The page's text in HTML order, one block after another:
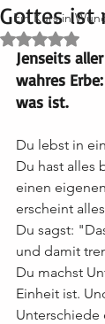
Ein Kurs in
Gottes ist
Mit NaN
Jenseits
wahres
was ist.
Du lebst in
Du hast alles
einen
erscheint
Du sagst:
und damit
Du machst
Einheit ist.
Unterschiede